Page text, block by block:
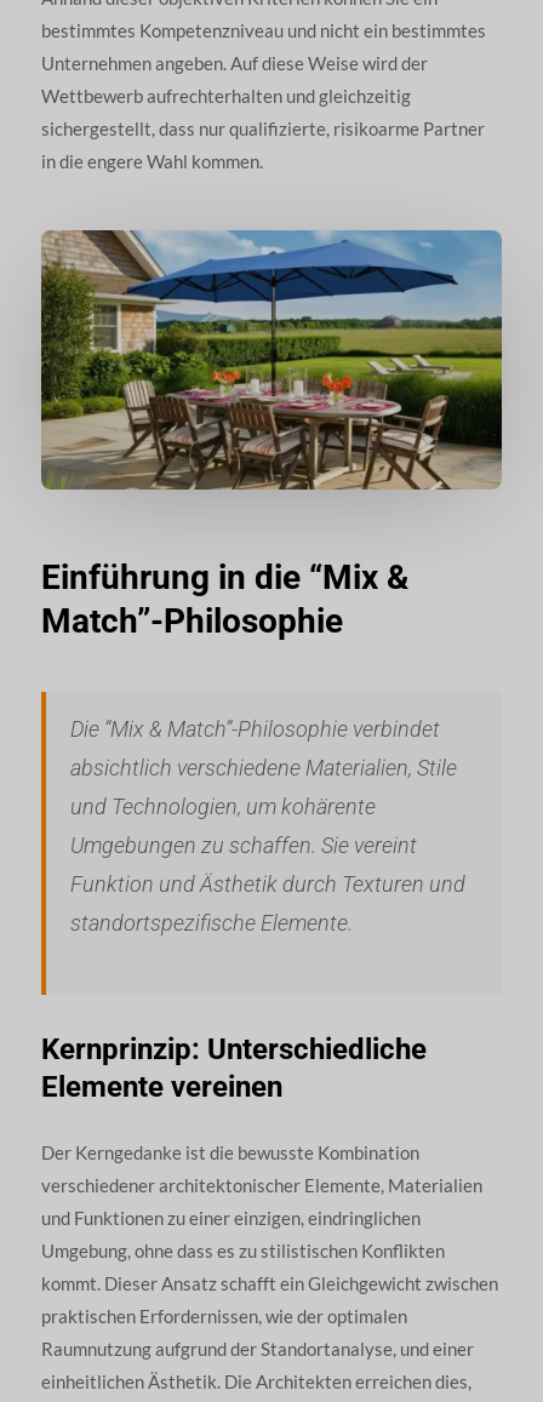
bestimmtes Kompetenzniveau und nicht ein bestimmtes
Unternehmen angeben. Auf diese Weise wird der
Wettbewerb aufrechterhalten und gleichzeitig
sichergestellt, dass nur qualifizierte, risikoarme Partner
in die engere Wahl kommen.
Einführung in die “Mix &
Match”-Philosophie
Die “Mix & Match”-Philosophie verbindet
absichtlich verschiedene Materialien, Stile
und Technologien, um kohärente
Umgebungen zu schaffen. Sie vereint
Funktion und Ästhetik durch Texturen und
standortspezifische Elemente.
Kernprinzip: Unterschiedliche
Elemente vereinen
Der Kerngedanke ist die bewusste Kombination
verschiedener architektonischer Elemente, Materialien
und Funktionen zu einer einzigen, eindringlichen
Umgebung, ohne dass es zu stilistischen Konflikten
kommt. Dieser Ansatz schafft ein Gleichgewicht zwischen
praktischen Erfordernissen, wie der optimalen
Raumnutzung aufgrund der Standortanalyse, und einer
einheitlichen Ästhetik. Die Architekten erreichen dies,